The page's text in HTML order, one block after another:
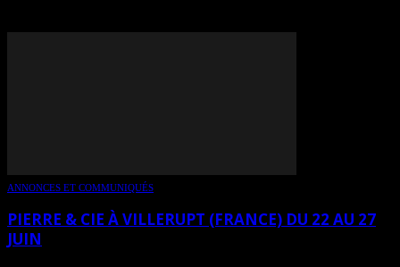
ANNONCES ET COMMUNIQUÉS
PIERRE & CIE À VILLERUPT (FRANCE) DU 22 AU 27
JUIN